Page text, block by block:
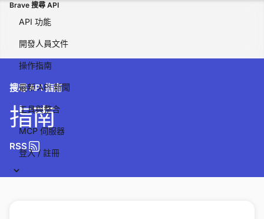
Brave 搜尋 API
API 功能
開發人員文件
操作指南
最新 API 新聞
工具與整合
MCP 伺服器
登入 / 註冊
搜尋 API 指南
指南
RSS